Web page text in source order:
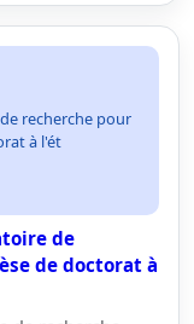
recherche pour
à l'ét
de
de doctorat à